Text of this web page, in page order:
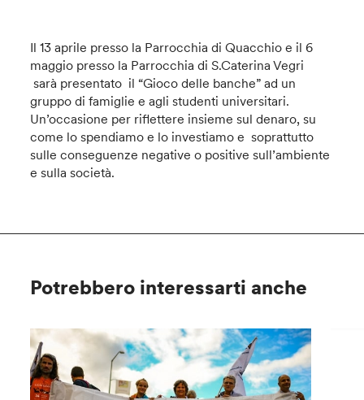
Il 13 aprile presso la Parrocchia di Quacchio e il 6
maggio presso la Parrocchia di S.Caterina Vegri
sarà presentato il “Gioco delle banche” ad un
gruppo di famiglie e agli studenti universitari.
Un’occasione per riflettere insieme sul denaro, su
come lo spendiamo e lo investiamo e soprattutto
sulle conseguenze negative o positive sull’ambiente
e sulla società.
Potrebbero interessarti anche